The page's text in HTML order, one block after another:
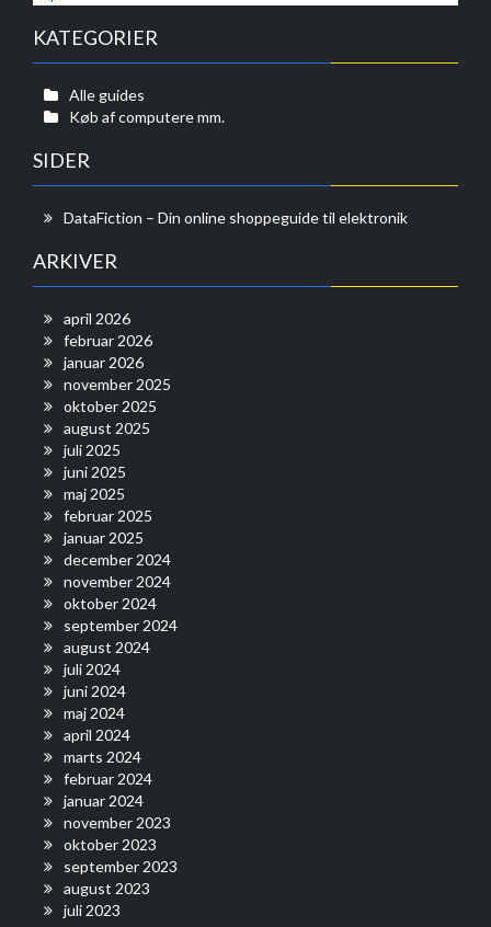
KATEGORIER
Alle guides
Køb af computere mm.
SIDER
DataFiction – Din online shoppeguide til elektronik
ARKIVER
april 2026
februar 2026
januar 2026
november 2025
oktober 2025
august 2025
juli 2025
juni 2025
maj 2025
februar 2025
januar 2025
december 2024
november 2024
oktober 2024
september 2024
august 2024
juli 2024
juni 2024
maj 2024
april 2024
marts 2024
februar 2024
januar 2024
november 2023
oktober 2023
september 2023
august 2023
juli 2023